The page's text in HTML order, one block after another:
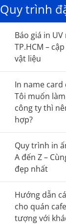
Quy trình
Báo giá in
TP.HCM –
vật liệu
In name card
Tôi muốn
công ty thì
hợp?
Quy trình in
A đến Z –
đẹp nhất
Hướng dẫn
cho quán
tượng với